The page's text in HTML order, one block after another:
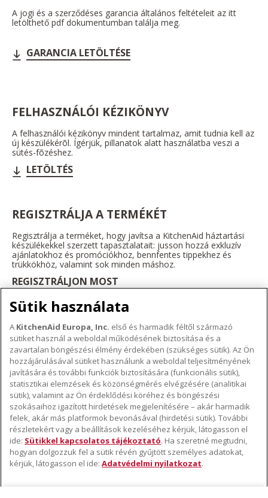
A jogi és a szerződéses garancia általános feltételeit az itt
letölthető pdf dokumentumban találja meg.
GARANCIA LETÖLTÉSE
FELHASZNÁLÓI KÉZIKÖNYV
A felhasználói kézikönyv mindent tartalmaz, amit tudnia kell az
új készülékérõl. Ígérjük, pillanatok alatt használatba veszi a
sütés-fõzéshez.
LETÖLTÉS
REGISZTRÁLJA A TERMÉKÉT
Regisztrálja a terméket, hogy javítsa a KitchenAid háztartási
készülékekkel szerzett tapasztalatait: jusson hozzá exkluzív
ajánlatokhoz és promóciókhoz, bennfentes tippekhez és
trükkökhöz, valamint sok minden máshoz.
REGISZTRÁLJON MOST
A KITCHENAID MÁRKÁRÓL
A márka lényege
A márka története
ODR
TÁMOGATÁS
Hol lehet megvenni
Garancia és dokumentumok
Ügyfélszolgálat
KÖVESSEN BENNÜNKET
Sütik használata
A KitchenAid Europa, Inc. első és harmadik féltől származó
sütiket használ a weboldal működésének biztosítása és a
zavartalan böngészési élmény érdekében (szükséges sütik). Az Ön
hozzájárulásával sütiket használunk a weboldal teljesítményének
javítására és további funkciók biztosítására (funkcionális sütik),
statisztikai elemzések és közönségmérés elvégzésére (analitikai
sütik), valamint az Ön érdeklődési köréhez és böngészési
szokásaihoz igazított hirdetések megjelenítésére – akár harmadik
felek, akár más platformok bevonásával (hirdetési sütik). További
részletekért vagy a beállítások kezeléséhez kérjük, látogasson el
ide: Sütikkel kapcsolatos tájékoztató. Ha szeretné megtudni,
hogyan dolgozzuk fel a sütik révén gyűjtött személyes adatokat,
kérjük, látogasson el ide: Adatvédelmi nyilatkozat.